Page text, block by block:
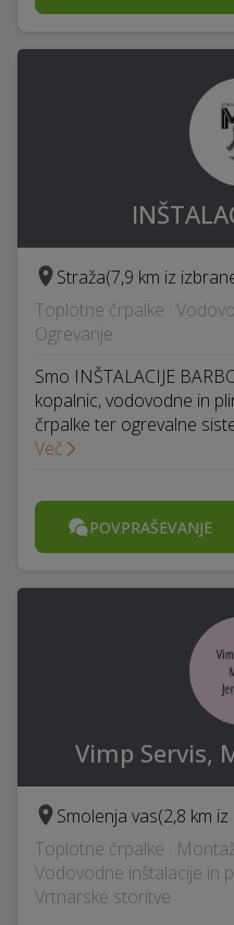
Straža(7,9 km iz
Toplotne črpalke ·
Ogrevanje
Smo INŠTALACIJE
kopalnic, vodovodne in
črpalke ter ogrevalne
Več
POVPRAŠEVANJE
Vimp Servis,
Smolenja vas(2,8 km
Toplotne črpalke ·
Vodovodne inštalacije in
Vrtnarske storitve